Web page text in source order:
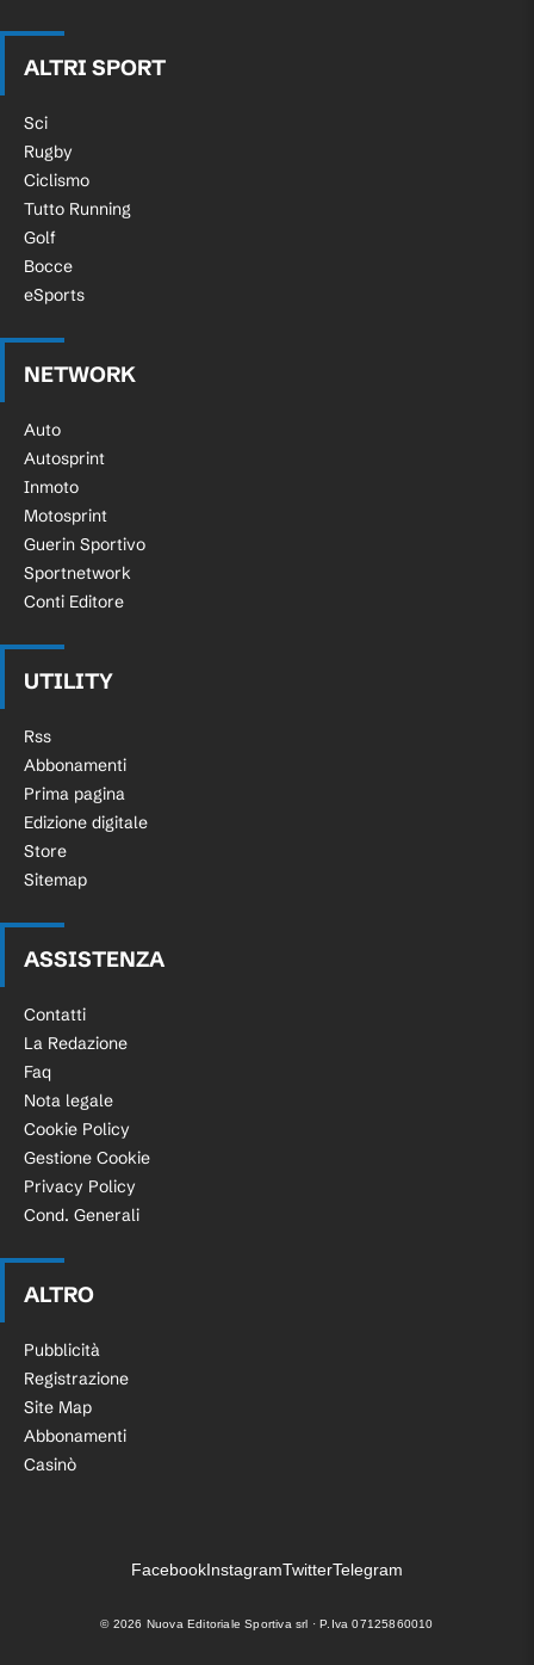
ALTRI SPORT
Sci
Rugby
Ciclismo
Tutto Running
Golf
Bocce
eSports
NETWORK
Auto
Autosprint
Inmoto
Motosprint
Guerin Sportivo
Sportnetwork
Conti Editore
UTILITY
Rss
Abbonamenti
Prima pagina
Edizione digitale
Store
Sitemap
ASSISTENZA
Contatti
La Redazione
Faq
Nota legale
Cookie Policy
Gestione Cookie
Privacy Policy
Cond. Generali
ALTRO
Pubblicità
Registrazione
Site Map
Abbonamenti
Casinò
FacebookInstagramTwitterTelegram
© 2026 Nuova Editoriale Sportiva srl · P.Iva 07125860010